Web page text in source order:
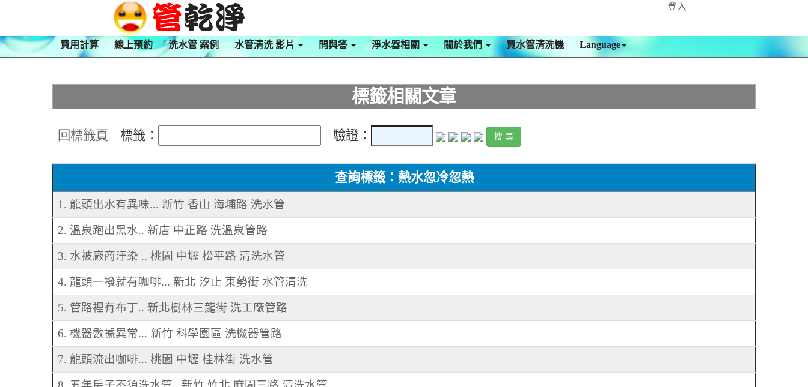
登入
費用計算 線上預約 洗水管 案例 水管清洗 影片 問與答 淨水器相關 關於我們 買水管清洗機 Language
標籤相關文章
回標籤頁 標籤： 驗證：
查詢標籤：熱水忽冷忽熱
1. 龍頭出水有異味... 新竹 香山 海埔路 洗水管
2. 溫泉跑出黑水.. 新店 中正路 洗溫泉管路
3. 水被廠商汙染 .. 桃園 中壢 松平路 清洗水管
4. 龍頭一撥就有咖啡... 新北 汐止 東勢街 水管清洗
5. 管路裡有布丁.. 新北樹林三龍街 洗工廠管路
6. 機器數據異常... 新竹 科學園區 洗機器管路
7. 龍頭流出咖啡... 桃園 中壢 桂林街 洗水管